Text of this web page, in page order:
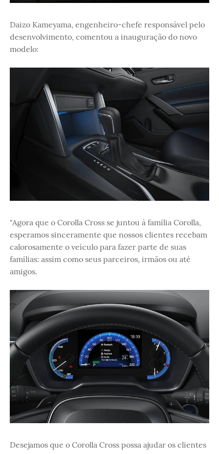
Daizo Kameyama, engenheiro-chefe responsável pelo
desenvolvimento, comentou a inauguração do novo
modelo:
"Agora que o Corolla Cross se juntou à família Corolla,
esperamos sinceramente que nossos clientes recebam
calorosamente o veículo para fazer parte de suas
famílias: assim como seus parceiros, irmãos ou até
amigos.
Desejamos que o Corolla Cross possa ajudar os clientes